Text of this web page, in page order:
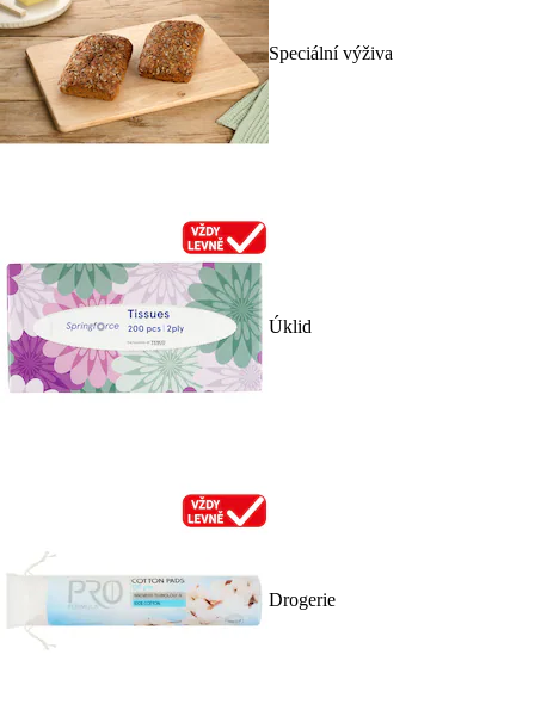
Speciální výživa
Úklid
Drogerie